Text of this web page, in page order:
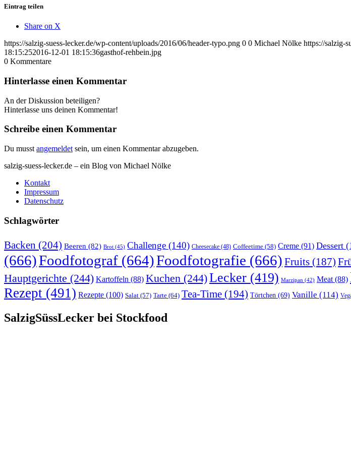
Eintrag teilen
Share on X
https://salzig-suess-lecker.de/wp-content/uploads/2016/06/header-typo.png 0 0 Michael Nölke https://salzig-
18:15:252016-12-01 18:15:36gasthof-rehbein.jpg
0 Kommentare
Hinterlasse einen Kommentar
An der Diskussion beteiligen?
Hinterlasse uns deinen Kommentar!
Schreibe einen Kommentar
Du musst angemeldet sein, um einen Kommentar abzugeben.
salzig-suess-lecker.de – ein Blog von Michael Nölke
Kontakt
Impressum
Datenschutz
Schlagwörter
Backen (204) Beeren (82) Brot (45) Challenge (140) Cheesecake (48) Coffeetime (58) Creme (91) Dessert
(666)Foodfotograf (664)Foodfotografie (666) Fruits (187)
Hauptgerichte (244) Kartoffeln (88) Kuchen (244)Lecker (419) Marzipan (42) Meat(88)
Rezept (491) Rezepte (100) Salat (57) Tarte (64) Tea-Time (194) Törtchen (69) Vanille (114)
SalzigSüssLecker bei Stockfood